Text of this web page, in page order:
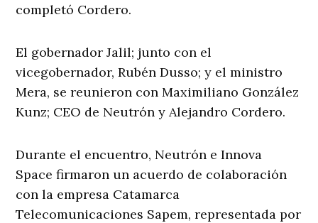
completó Cordero.
El gobernador Jalil; junto con el
vicegobernador, Rubén Dusso; y el ministro
Mera, se reunieron con Maximiliano González
Kunz; CEO de Neutrón y Alejandro Cordero.
Durante el encuentro, Neutrón e Innova
Space firmaron un acuerdo de colaboración
con la empresa Catamarca
Telecomunicaciones Sapem, representada por